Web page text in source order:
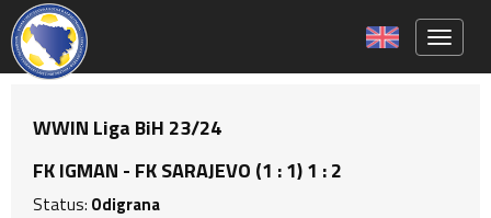
WWIN Liga BiH 23/24
FK IGMAN - FK SARAJEVO (1 : 1) 1 : 2
Status: Odigrana